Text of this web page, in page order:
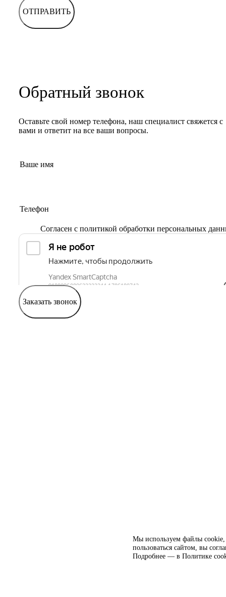
Мы используем файлы cookie,
пользоваться сайтом, вы
Подробнее — в Политике
ОТПРАВИТЬ
Обратный звонок
Оставьте свой номер телефона, наш специалист свяжется с
вами и ответит на все ваши вопросы.
Согласен с политикой обработки персональных
Заказать звонок